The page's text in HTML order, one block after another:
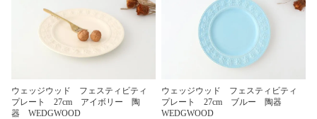
ウェッジウッド フェスティビティ
プレート 27cm アイボリー 陶
器 WEDGWOOD
ウェッジウッド フェスティビティ
プレート 27cm ブルー 陶器
WEDGWOOD